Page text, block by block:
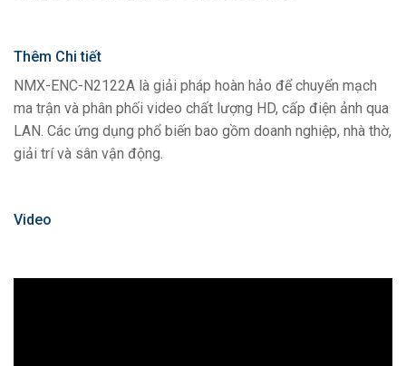
Thêm Chi tiết
NMX-ENC-N2122A là giải pháp hoàn hảo để chuyển mạch
ma trận và phân phối video chất lượng HD, cấp điện ảnh qua
LAN. Các ứng dụng phổ biến bao gồm doanh nghiệp, nhà thờ,
giải trí và sân vận động.
Video